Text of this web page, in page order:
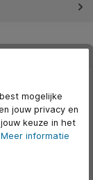
mogelijke
jouw privacy en
keuze in het
Meer informatie